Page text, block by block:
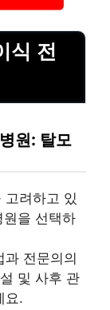
식 전
원: 탈모
고려하고 있
을 선택하
과 전문의의
및 사후 관
요.